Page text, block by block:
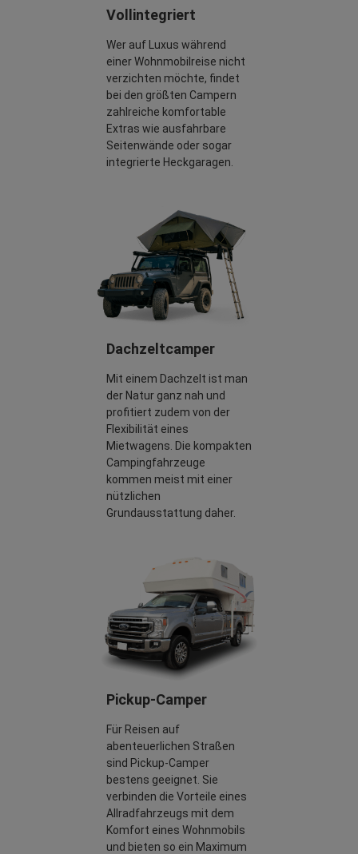
Vollintegriert
Wer auf Luxus während
einer Wohnmobilreise nicht
verzichten möchte, findet
bei den größten Campern
zahlreiche komfortable
Extras wie ausfahrbare
Seitenwände oder sogar
integrierte Heckgaragen.
Dachzeltcamper
Mit einem Dachzelt ist man
der Natur ganz nah und
profitiert zudem von der
Flexibilität eines
Mietwagens. Die kompakten
Campingfahrzeuge
kommen meist mit einer
nützlichen
Grundausstattung daher.
Pickup-Camper
Für Reisen auf
abenteuerlichen Straßen
sind Pickup-Camper
bestens geeignet. Sie
verbinden die Vorteile eines
Allradfahrzeugs mit dem
Komfort eines Wohnmobils
und bieten so ein Maximum